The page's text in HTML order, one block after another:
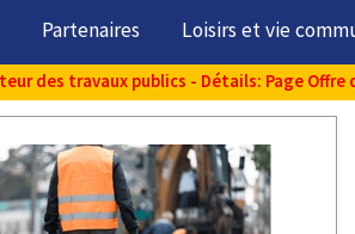
Partenaires Loisirs et vie
des travaux publics - Détails: Page Offre